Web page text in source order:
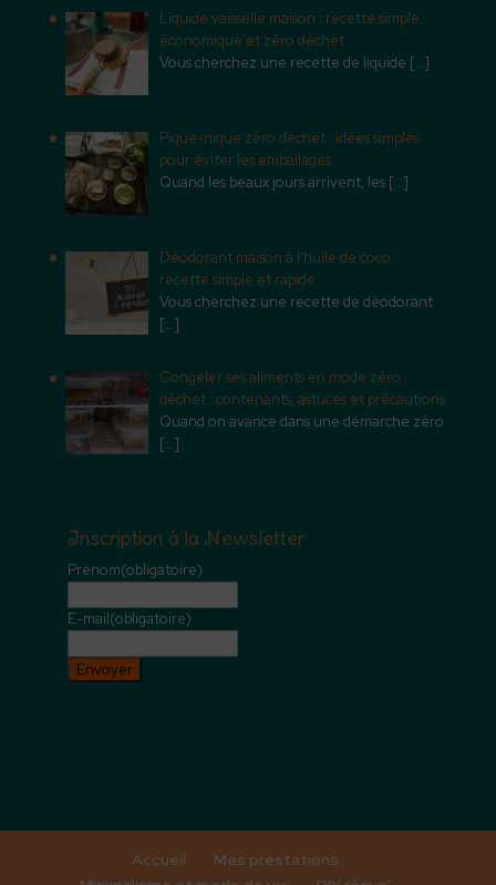
Liquide vaisselle maison : recette simple,
économique et zéro déchet
Vous cherchez une recette de liquide […]
Pique-nique zéro déchet : idées simples
pour éviter les emballages
Quand les beaux jours arrivent, les […]
Déodorant maison à l’huile de coco :
recette simple et rapide
Vous cherchez une recette de déodorant
[…]
Congeler ses aliments en mode zéro
déchet : contenants, astuces et précautions
Quand on avance dans une démarche zéro
[…]
Inscription à la Newsletter
Prénom(obligatoire)
E-mail(obligatoire)
Envoyer
Accueil
Mes prestations